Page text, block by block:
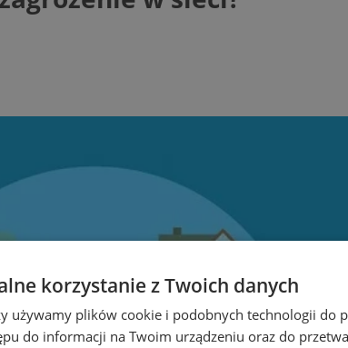
korzystanie z Twoich danych
używamy plików cookie i podobnych technologii do
do informacji na Twoim urządzeniu oraz do